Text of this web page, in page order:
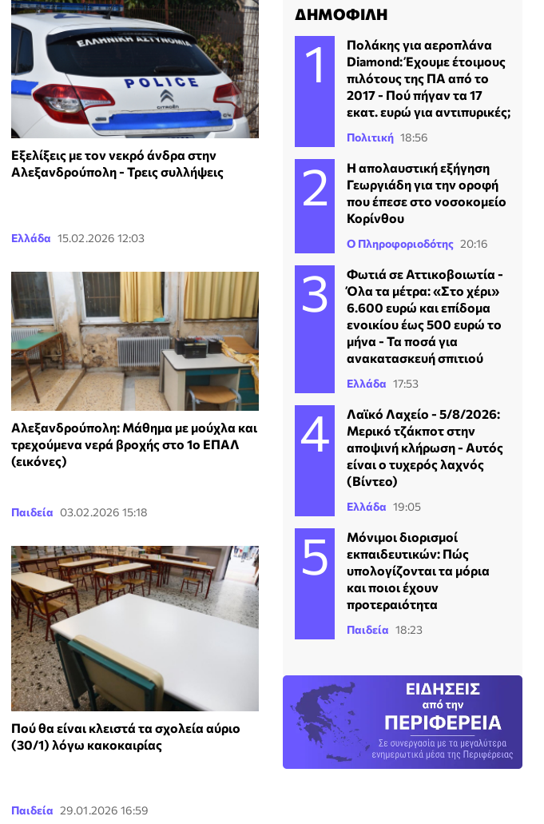
Εξελίξεις με τον νεκρό άνδρα στην
Αλεξανδρούπολη - Τρεις συλλήψεις
Ελλάδα 15.02.2026 12:03
Αλεξανδρούπολη: Μάθημα με μούχλα και
τρεχούμενα νερά βροχής στο 1ο ΕΠΑΛ
(εικόνες)
Παιδεία 03.02.2026 15:18
Πού θα είναι κλειστά τα σχολεία αύριο
(30/1) λόγω κακοκαιρίας
Παιδεία 29.01.2026 16:59
ΔΗΜΟΦΙΛΗ
Πολάκης για αεροπλάνα
Diamond: Έχουμε έτοιμους
πιλότους της ΠΑ από το
2017 - Πού πήγαν τα 17
εκατ. ευρώ για αντιπυρικές;
Πολιτική 18:56
Η απολαυστική εξήγηση
Γεωργιάδη για την οροφή
που έπεσε στο νοσοκομείο
Κορίνθου
Ο Πληροφοριοδότης 20:16
Φωτιά σε Αττικοβοιωτία -
Όλα τα μέτρα: «Στο χέρι»
6.600 ευρώ και επίδομα
ενοικίου έως 500 ευρώ το
μήνα - Τα ποσά για
ανακατασκευή σπιτιού
Ελλάδα 17:53
Λαϊκό Λαχείο - 5/8/2026:
Μερικό τζάκποτ στην
αποψινή κλήρωση - Αυτός
είναι ο τυχερός λαχνός
(Βίντεο)
Ελλάδα 19:05
Μόνιμοι διορισμοί
εκπαιδευτικών: Πώς
υπολογίζονται τα μόρια
και ποιοι έχουν
προτεραιότητα
Παιδεία 18:23